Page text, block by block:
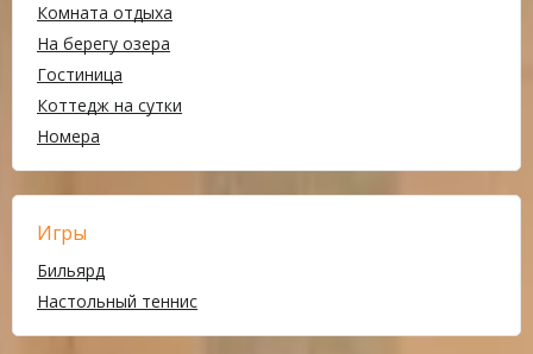
Комната отдыха
На берегу озера
Гостиница
Коттедж на сутки
Номера
Игры
Бильярд
Настольный теннис